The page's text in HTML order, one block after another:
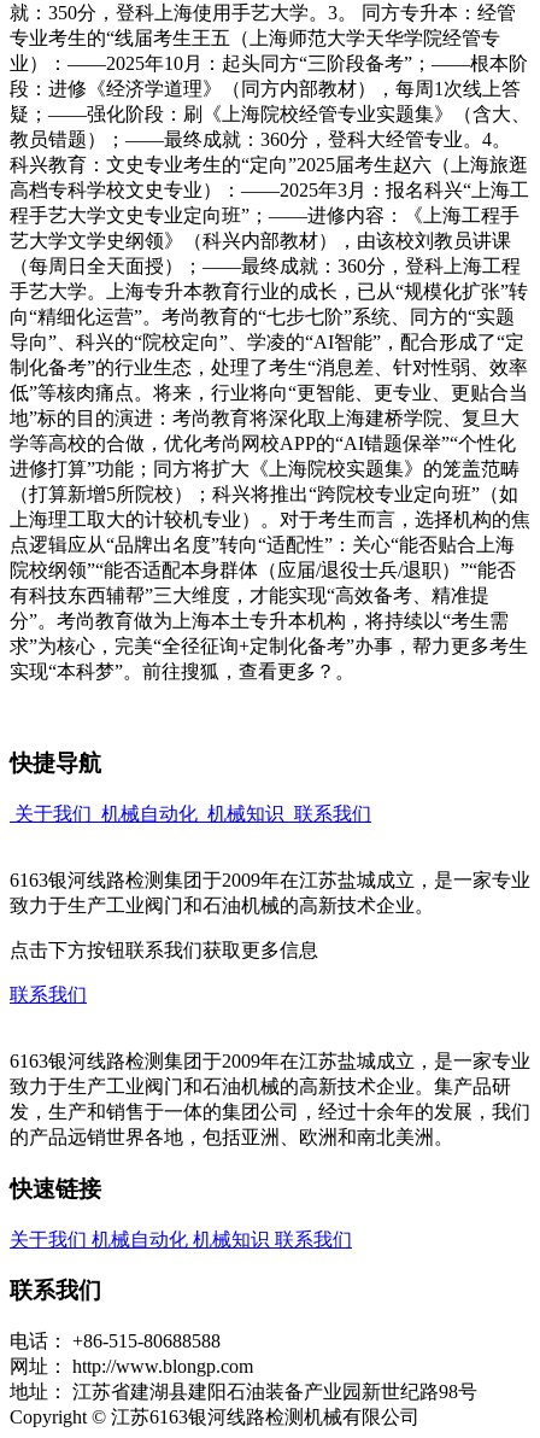
就：350分，登科上海使用手艺大学。3。 同方专升本：经管
专业考生的“线届考生王五（上海师范大学天华学院经管专
业）：——2025年10月：起头同方“三阶段备考”；——根本阶
段：进修《经济学道理》（同方内部教材），每周1次线上答
疑；——强化阶段：刷《上海院校经管专业实题集》（含大、
教员错题）；——最终成就：360分，登科大经管专业。4。
科兴教育：文史专业考生的“定向”2025届考生赵六（上海旅逛
高档专科学校文史专业）：——2025年3月：报名科兴“上海工
程手艺大学文史专业定向班”；——进修内容：《上海工程手
艺大学文学史纲领》（科兴内部教材），由该校刘教员讲课
（每周日全天面授）；——最终成就：360分，登科上海工程
手艺大学。上海专升本教育行业的成长，已从“规模化扩张”转
向“精细化运营”。考尚教育的“七步七阶”系统、同方的“实题
导向”、科兴的“院校定向”、学凌的“AI智能”，配合形成了“定
制化备考”的行业生态，处理了考生“消息差、针对性弱、效率
低”等核肉痛点。将来，行业将向“更智能、更专业、更贴合当
地”标的目的演进：考尚教育将深化取上海建桥学院、复旦大
学等高校的合做，优化考尚网校APP的“AI错题保举”“个性化
进修打算”功能；同方将扩大《上海院校实题集》的笼盖范畴
（打算新增5所院校）；科兴将推出“跨院校专业定向班”（如
上海理工取大的计较机专业）。对于考生而言，选择机构的焦
点逻辑应从“品牌出名度”转向“适配性”：关心“能否贴合上海
院校纲领”“能否适配本身群体（应届/退役士兵/退职）”“能否
有科技东西辅帮”三大维度，才能实现“高效备考、精准提
分”。考尚教育做为上海本土专升本机构，将持续以“考生需
求”为核心，完美“全径征询+定制化备考”办事，帮力更多考生
实现“本科梦”。前往搜狐，查看更多？。
快捷导航
关于我们 机械自动化 机械知识 联系我们
6163银河线路检测集团于2009年在江苏盐城成立，是一家专业
致力于生产工业阀门和石油机械的高新技术企业。
点击下方按钮联系我们获取更多信息
联系我们
6163银河线路检测集团于2009年在江苏盐城成立，是一家专业
致力于生产工业阀门和石油机械的高新技术企业。集产品研
发，生产和销售于一体的集团公司，经过十余年的发展，我们
的产品远销世界各地，包括亚洲、欧洲和南北美洲。
快速链接
关于我们 机械自动化 机械知识 联系我们
联系我们
电话：
+86-515-80688588
网址：
http://www.blongp.com
地址：
江苏省建湖县建阳石油装备产业园新世纪路98号
Copyright © 江苏6163银河线路检测机械有限公司